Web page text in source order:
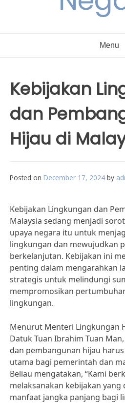
Menu
Kebijakan
dan
Hijau di
Posted on December 17, 2024 by
Kebijakan Lingkungan dan
Malaysia sedang menjadi
upaya negara itu untuk
lingkungan dan mewujudkan
berkelanjutan. Kebijakan ini
penting dalam mengarahkan
strategis untuk melindungi
mempromosikan
lingkungan.
Menurut Menteri Lingkungan
Datuk Tuan Ibrahim Tuan
dan pembangunan hijau
utama bagi pemerintah dan
Beliau mengatakan, “Kami
melaksanakan kebijakan
manfaat jangka panjang bagi